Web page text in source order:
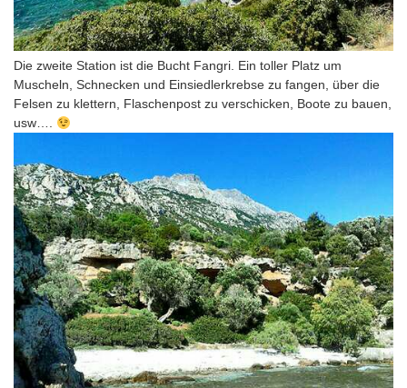
Die zweite Station ist die Bucht Fangri. Ein toller Platz um
Muscheln, Schnecken und Einsiedlerkrebse zu fangen, über die
Felsen zu klettern, Flaschenpost zu verschicken, Boote zu bauen,
usw….